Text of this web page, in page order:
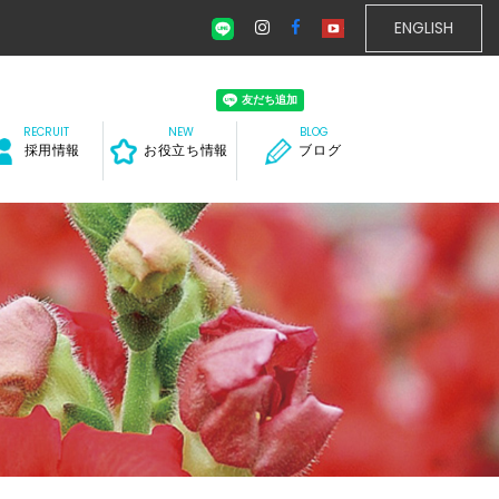
ENGLISH
採用情報 お役立ち情報 ブログ